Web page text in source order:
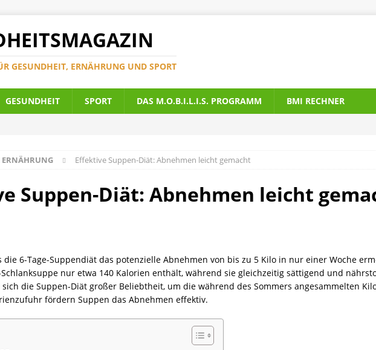
GESUNDHEIT, ERNÄHRUNG UND SPORT
GESUNDHEIT SPORT DAS M.O.B.I.L.I.S. PROGRAMM BMI RECHNER
ERNÄHRUNG Effektive Suppen-Diät: Abnehmen leicht gemacht
Suppen-Diät: Abnehmen leicht
die 6-Tage-Suppendiät das potenzielle Abnehmen von bis zu 5 Kilo in nur einer Woche
nur etwa 140 Kalorien enthält, während sie gleichzeitig sättigend und
die Suppen-Diät großer Beliebtheit, um die während des Sommers angesammelten
fördern Suppen das Abnehmen effektiv.